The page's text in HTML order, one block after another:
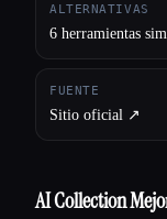
Esc
ALTERNATIVAS
6 herramientas
FUENTE
Sitio oficial ↗︎
AI Collection